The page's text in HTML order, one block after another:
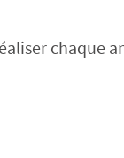
chaque